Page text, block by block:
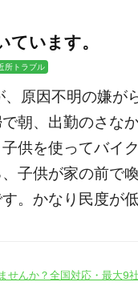
います。
所トラブル
原因不明の嫌が
朝、出勤のさな
供を使ってバイ
子供が家の前で
。かなり民度が
せんか？全国対応・最大9